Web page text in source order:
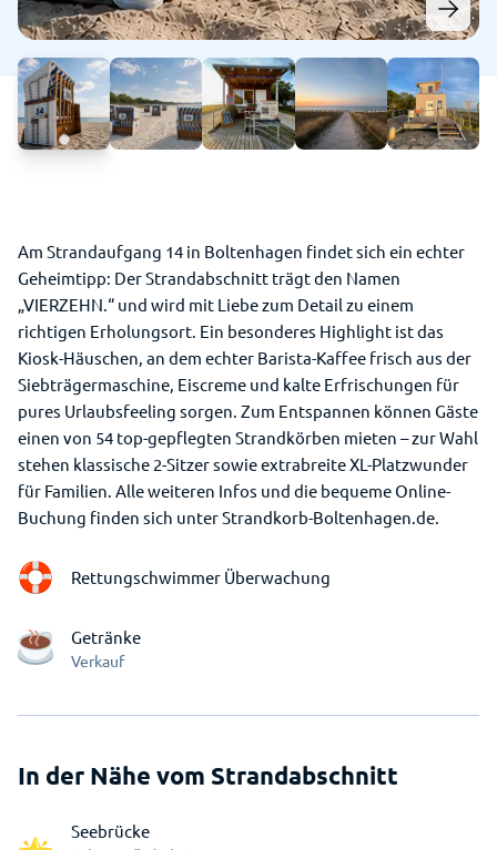
Am Strandaufgang 14 in Boltenhagen findet sich ein echter
Geheimtipp: Der Strandabschnitt trägt den Namen
„VIERZEHN.“ und wird mit Liebe zum Detail zu einem
richtigen Erholungsort. Ein besonderes Highlight ist das
Kiosk-Häuschen, an dem echter Barista-Kaffee frisch aus der
Siebträgermaschine, Eiscreme und kalte Erfrischungen für
pures Urlaubsfeeling sorgen. Zum Entspannen können Gäste
einen von 54 top-gepflegten Strandkörben mieten – zur Wahl
stehen klassische 2-Sitzer sowie extrabreite XL-Platzwunder
für Familien. Alle weiteren Infos und die bequeme Online-
Buchung finden sich unter Strandkorb-Boltenhagen.de.
Rettungschwimmer Überwachung
Getränke
Verkauf
In der Nähe vom Strandabschnitt
Seebrücke